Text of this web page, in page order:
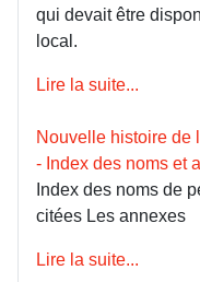
qui devait être
local.
Lire la suite...
Nouvelle histoire de
- Index des noms et
Index des noms de
citées Les annexes
Lire la suite...